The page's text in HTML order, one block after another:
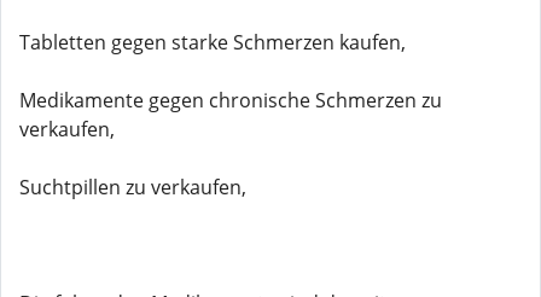
Tabletten gegen starke Schmerzen kaufen,
Medikamente gegen chronische Schmerzen zu
verkaufen,
Suchtpillen zu verkaufen,